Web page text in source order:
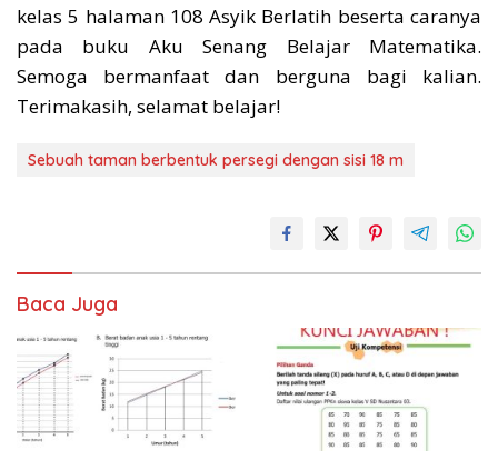
kelas 5 halaman 108 Asyik Berlatih beserta caranya
pada buku Aku Senang Belajar Matematika.
Semoga bermanfaat dan berguna bagi kalian.
Terimakasih, selamat belajar!
Sebuah taman berbentuk persegi dengan sisi 18 m
Baca Juga